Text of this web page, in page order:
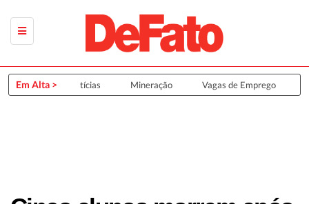
Em Alta >
Últimas Notícias Mineração Vagas de Emprego